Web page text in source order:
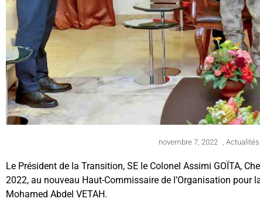
novembre 7, 2022 , Actualités
Le Président de la Transition, SE le Colonel Assimi GOÏTA,
2022, au nouveau Haut-Commissaire de l’Organisation pour
Mohamed Abdel VETAH.